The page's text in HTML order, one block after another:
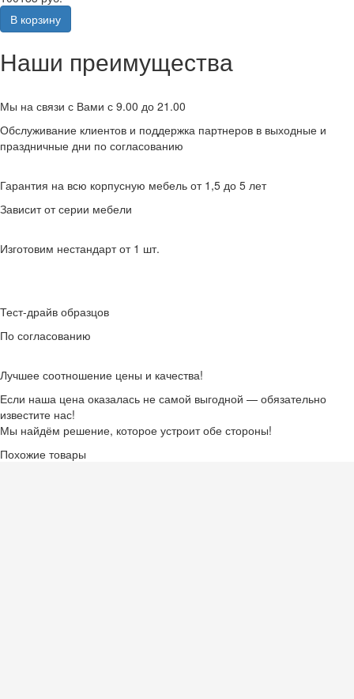
В корзину
Наши преимущества
Мы на связи с Вами с 9.00 до 21.00
Обслуживание клиентов и поддержка партнеров в выходные и
праздничные дни по согласованию
Гарантия на всю корпусную мебель от 1,5 до 5 лет
Зависит от серии мебели
Изготовим нестандарт от 1 шт.
Тест-драйв образцов
По согласованию
Лучшее соотношение цены и качества!
Если наша цена оказалась не самой выгодной — обязательно
известите нас!
Мы найдём решение, которое устроит обе стороны!
Похожие товары